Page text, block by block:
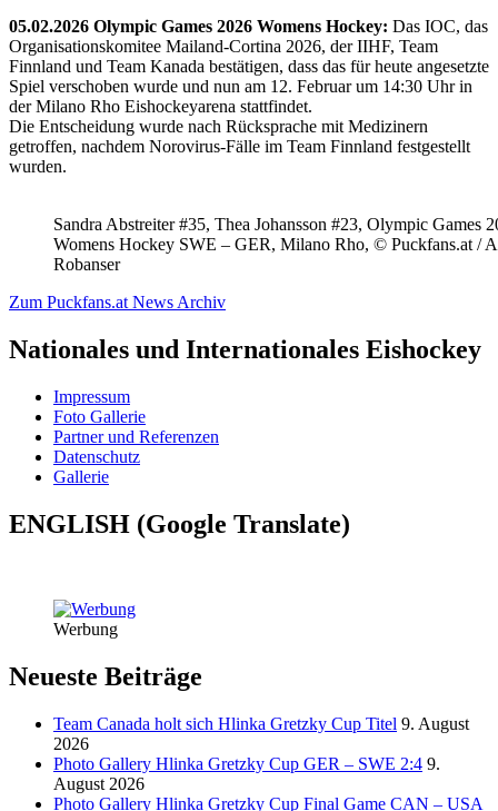
05.02.2026 Olympic Games 2026 Womens Hockey: Das IOC, das
Organisationskomitee Mailand-Cortina 2026, der IIHF, Team
Finnland und Team Kanada bestätigen, dass das für heute angesetzte
Spiel verschoben wurde und nun am 12. Februar um 14:30 Uhr in
der Milano Rho Eishockeyarena stattfindet.
Die Entscheidung wurde nach Rücksprache mit Medizinern
getroffen, nachdem Norovirus-Fälle im Team Finnland festgestellt
wurden.
Sandra Abstreiter #35, Thea Johansson #23, Olympic Games
Womens Hockey SWE – GER, Milano Rho, © Puckfans.at /
Robanser
Zum Puckfans.at News Archiv
Nationales und Internationales Eishockey
Impressum
Foto Gallerie
Partner und Referenzen
Datenschutz
Gallerie
ENGLISH (Google Translate)
Werbung
Neueste Beiträge
Team Canada holt sich Hlinka Gretzky Cup Titel 9. August
2026
Photo Gallery Hlinka Gretzky Cup GER – SWE 2:4 9.
August 2026
Photo Gallery Hlinka Gretzky Cup Final Game CAN – USA